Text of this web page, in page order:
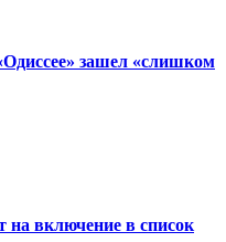
зашел «слишком
на включение в список